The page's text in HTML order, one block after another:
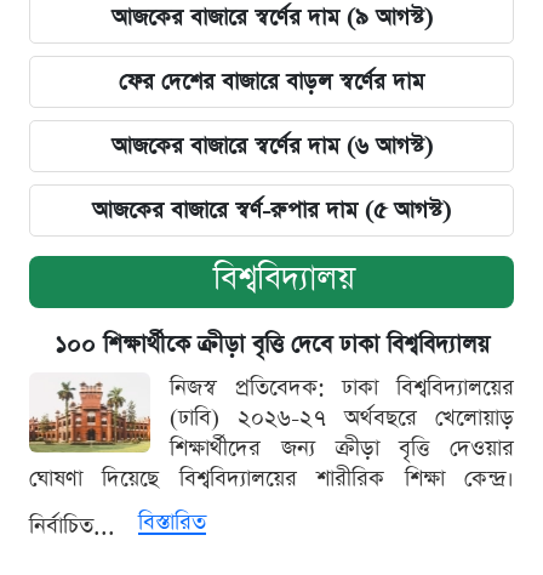
আজকের বাজারে স্বর্ণের দাম (৯ আগস্ট)
ফের দেশের বাজারে বাড়ল স্বর্ণের দাম
আজকের বাজারে স্বর্ণের দাম (৬ আগস্ট)
আজকের বাজারে স্বর্ণ-রুপার দাম (৫ আগস্ট)
বিশ্ববিদ্যালয়
১০০ শিক্ষার্থীকে ক্রীড়া বৃত্তি দেবে ঢাকা বিশ্ববিদ্যালয়
নিজস্ব প্রতিবেদক: ঢাকা বিশ্ববিদ্যালয়ের
(ঢাবি) ২০২৬-২৭ অর্থবছরে খেলোয়াড়
শিক্ষার্থীদের জন্য ক্রীড়া বৃত্তি দেওয়ার
ঘোষণা দিয়েছে বিশ্ববিদ্যালয়ের শারীরিক শিক্ষা কেন্দ্র।
নির্বাচিত...
বিস্তারিত